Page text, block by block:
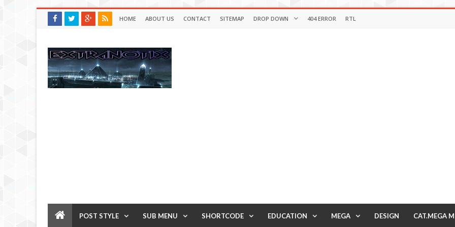
HOME ABOUT US CONTACT SITEMAP DROP DOWN 404 ERROR RTL
POST STYLE SUB MENU SHORTCODE EDUCATION MEGA DESIGN CAT.MEGA